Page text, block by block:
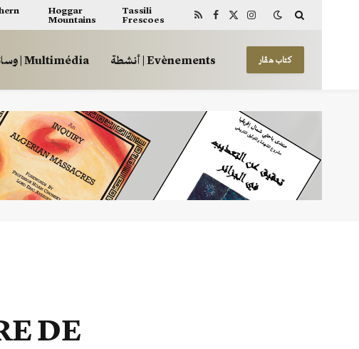
Hoggar
Mountains
Tassili
Frescoes
RSS Facebook
X
Instagram
وسائط | Multimédia أنشطة | Evènements كتاب هڤار
DE